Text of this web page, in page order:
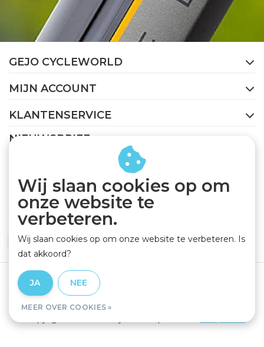
GEJO CYCLEWORLD
MIJN ACCOUNT
KLANTENSERVICE
NIEUWSBRIEF
Abonneer je op onze nieuwsbrief om op de hoogte te
ABONNEER
Algemene voorwaarden
Wij slaan cookies op om
onze website te
verbeteren.
Wij slaan cookies op om onze website te verbeteren. Is
dat akkoord?
JA NEE
MEER OVER COOKIES »